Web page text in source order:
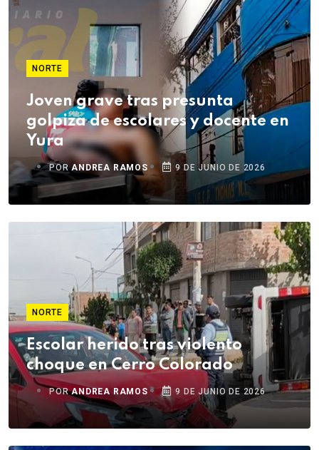
NORTE
Joven grave tras presunta
golpiza de escolares y docente en
Yura
PORANDREA RAMOS 9 DE JUNIO DE 2026
NORTE
Escolar herido tras violento
choque en Cerro Colorado
PORANDREA RAMOS 9 DE JUNIO DE 2026